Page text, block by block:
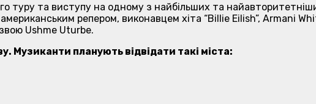
туру та виступу на одному з найбільших та
репером, виконавцем хіта “Billie Eilish”, Armani
Ushme Uturbe.
Музиканти планують відвідати такі міста: